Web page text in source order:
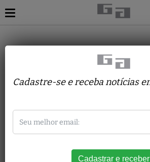
LEODARIO
MULHER COM
Cadastre-se e receba notícias